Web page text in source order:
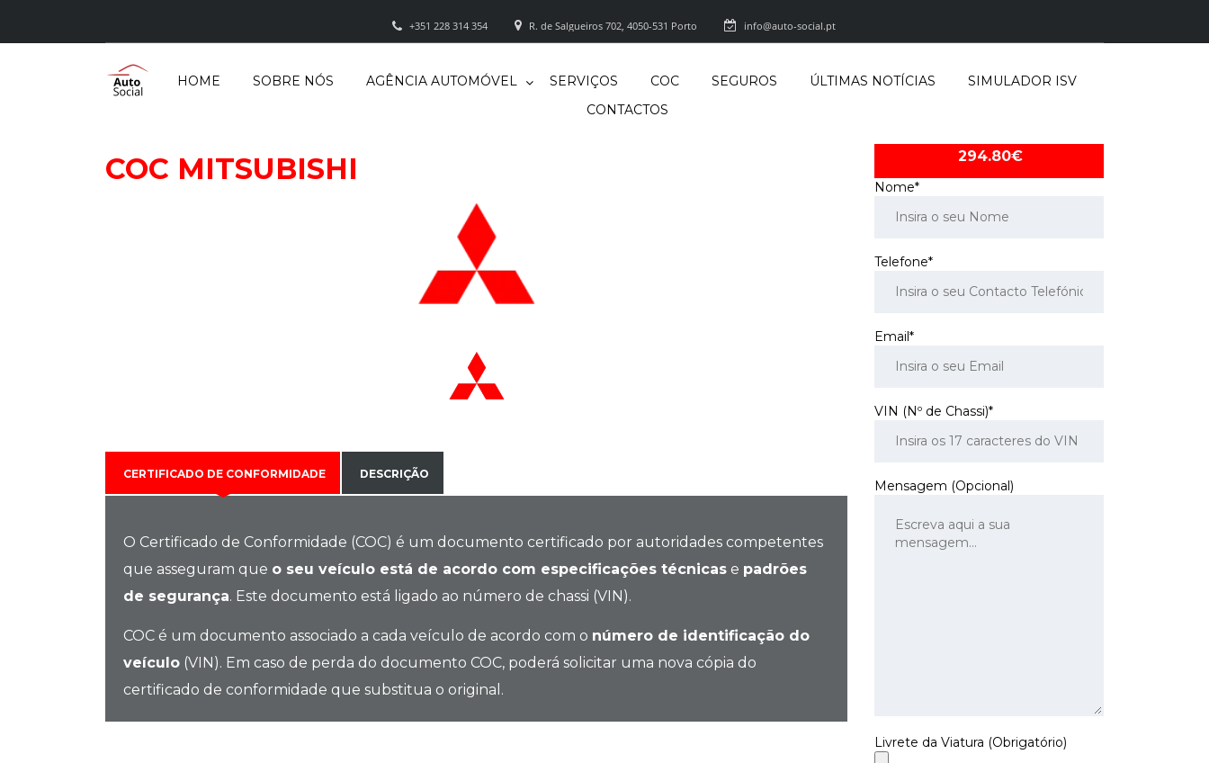
info@auto-social.pt
R. de Salgueiros 702, 4050-531 Porto
+351 228 314 354
HOME SOBRE NÓS AGÊNCIA AUTOMÓVEL SERVIÇOS COC SEGUROS ÚLTIMAS NOTÍCIAS
SIMULADOR ISV
CONTACTOS
COC MITSUBISHI
CERTIFICADO DE CONFORMIDADE DESCRIÇÃO
O Certificado de Conformidade (COC) é um documento certificado por autoridades competentes
que asseguram que o seu veículo está de acordo com especificações técnicas e padrões
de segurança. Este documento está ligado ao número de chassi (VIN).
COC é um documento associado a cada veículo de acordo com o número de identificação do
veículo (VIN). Em caso de perda do documento COC, poderá solicitar uma nova cópia do
certificado de conformidade que substitua o original.
294.80€
Nome*
Telefone*
Email*
VIN (Nº de Chassi)*
Mensagem (Opcional)
Livrete da Viatura (Obrigatório)